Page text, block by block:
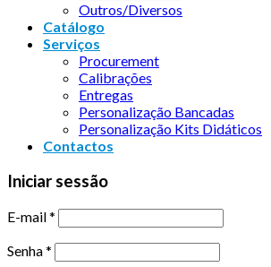
Outros/Diversos
Catálogo
Serviços
Procurement
Calibrações
Entregas
Personalização Bancadas
Personalização Kits Didáticos
Contactos
Iniciar sessão
E-mail*
Senha*